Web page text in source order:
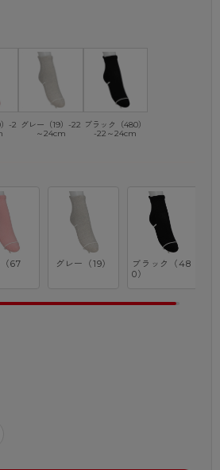
色に近づけるよう調整しておりますが、
-2
グレー（19）-22
～24cm
ブラック（480）
-22～24cm
（67
グレー（19）
ブラック（48
0）